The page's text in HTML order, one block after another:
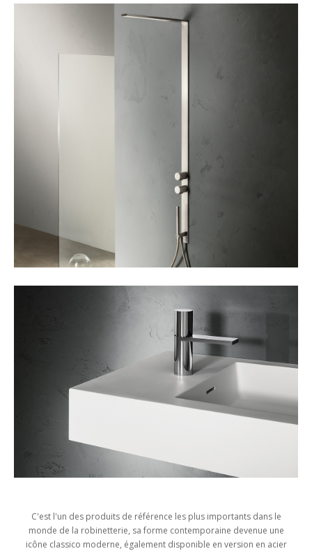
C'est l'un des produits de référence les plus importants dans le
monde de la robinetterie, sa forme contemporaine devenue une
icône classico moderne, également disponible en version en acier